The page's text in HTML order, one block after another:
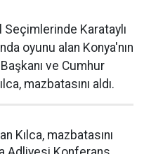
Karataylı
oyunu alan Konya'nın
ve Cumhur
mazbatasını aldı.
Kılca, mazbatasını